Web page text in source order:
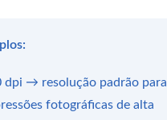
dpi → resolução padrão para
fotográficas de alta